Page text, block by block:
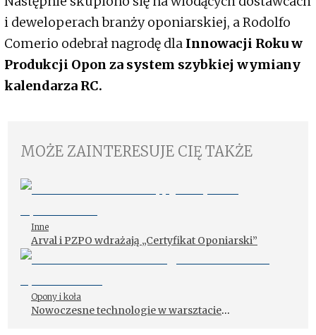
i deweloperach branży oponiarskiej, a Rodolfo
Comerio odebrał nagrodę dla Innowacji Roku w
Produkcji Opon za system szybkiej wymiany
kalendarza RC.
MOŻE ZAINTERESUJE CIĘ TAKŻE
Inne
Arval i PZPO wdrażają „Certyfikat Oponiarski”
Opony i koła
Nowoczesne technologie w warsztacie